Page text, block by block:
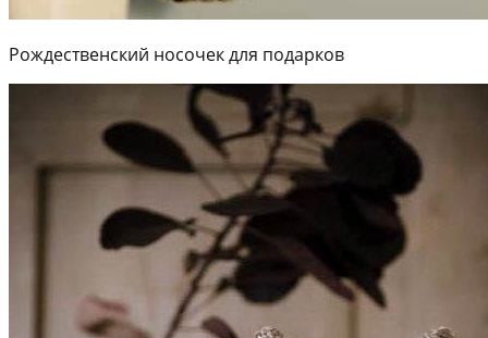
Рождественский носочек для подарков